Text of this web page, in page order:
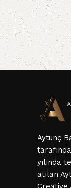
Aytunç
yılında
atılan